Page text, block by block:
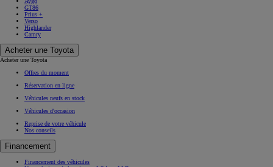
GT86
Prius +
Verso
Highlander
Camry
Acheter une Toyota
Acheter une Toyota
Offres du moment
Réservation en ligne
Véhicules neufs en stock
Véhicules d'occasion
Reprise de votre véhicule
Nos conseils
Financement
Financement des véhicules